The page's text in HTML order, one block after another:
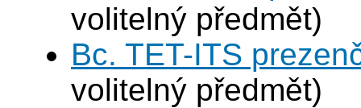
volitelný předmět)
Bc. TET-ITS
volitelný předmět)